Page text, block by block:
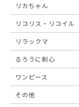
リカちゃん
リコリス・リコイル
リラックマ
るろうに剣心
ワンピース
その他